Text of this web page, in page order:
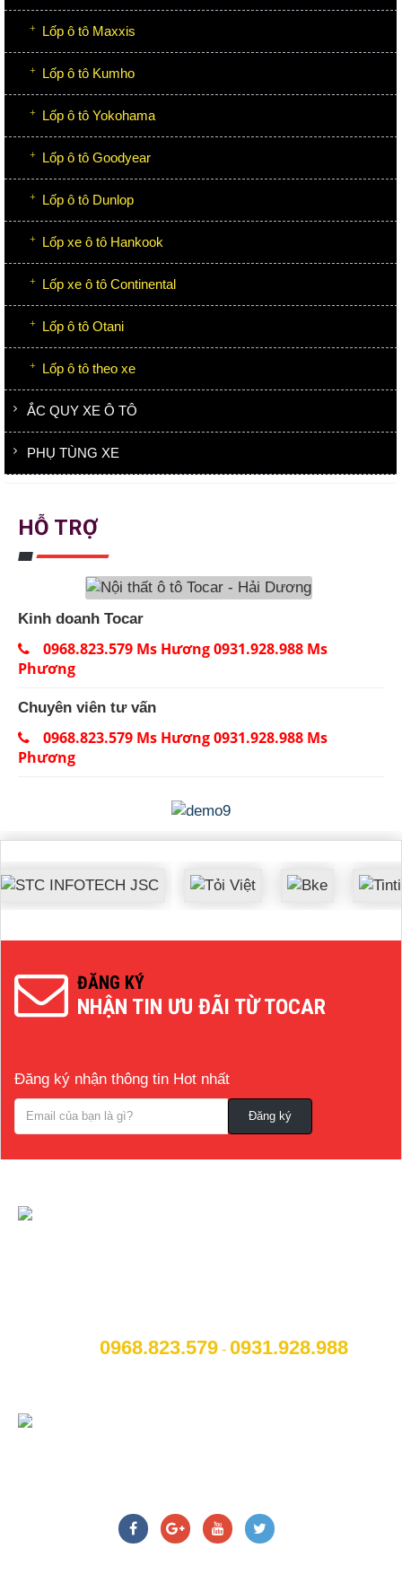
Lốp ô tô Maxxis
Lốp ô tô Kumho
Lốp ô tô Yokohama
Lốp ô tô Goodyear
Lốp ô tô Dunlop
Lốp xe ô tô Hankook
Lốp xe ô tô Continental
Lốp ô tô Otani
Lốp ô tô theo xe
ẮC QUY XE Ô TÔ
PHỤ TÙNG XE
HỖ TRỢ
Kinh doanh Tocar
0968.823.579 Ms Hương 0931.928.988 Ms
Phương
Chuyên viên tư vấn
0968.823.579 Ms Hương 0931.928.988 Ms
Phương
ĐĂNG KÝ
NHẬN TIN ƯU ĐÃI TỪ TOCAR
Đăng ký nhận thông tin Hot nhất
0968.823.579 - 0931.928.988